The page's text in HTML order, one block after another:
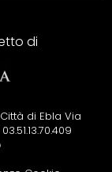
di
di Ebla Via